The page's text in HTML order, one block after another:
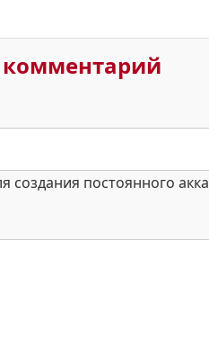
создания постоянного